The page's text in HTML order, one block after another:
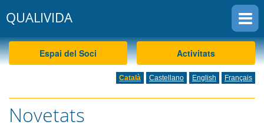
Espai del Soci Activitats
QUALIVIDA
Català Castellano English Français
Novetats
CKEW
cookies